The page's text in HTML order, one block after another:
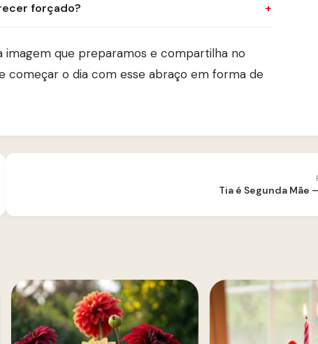
forçado?
imagem que preparamos e compartilha no
começar o dia com esse abraço em forma de